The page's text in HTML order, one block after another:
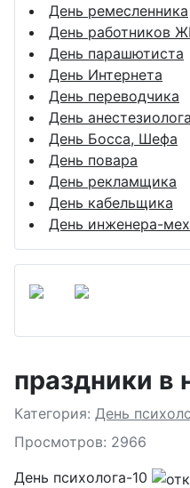
День ремесленника
День работников
День парашютиста
День Интернета
День переводчика
День анестезиолога
День Босса, Шефа
День повара
День рекламщика
День кабельщика
День инженера-
праздники в
Подробности
Категория: День
Просмотров: 2966
День психолога-10